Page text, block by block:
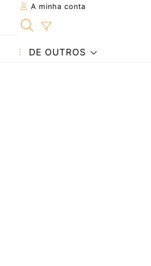
A minha conta
DE OUTROS